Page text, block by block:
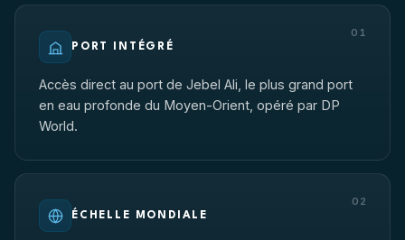
PORT INTÉGRÉ
01
Accès direct au port de Jebel Ali, le plus grand port
en eau profonde du Moyen-Orient, opéré par DP
World.
ÉCHELLE MONDIALE
02